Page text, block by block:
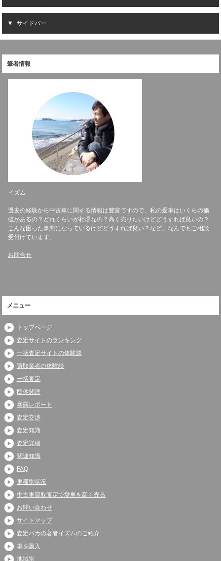
サイドバー
筆者情報
イズム
過去の経験から中古車に関する情報は豊富ですので、私の愛車はいくらの価
値があるの？どれくらいが相場なの？高く売りたいけどどうすれば良いの？
こんな困った事態になっているけどどうすれば良い？など、なんでもご相談
受付けています。
お問合せ
メニュー
トップページ
査定サイトのランキング
一括査定サイトの体験談
買取業者の体験談
一括査定
団体関連
暴露レポート
査定交渉
査定知識
査定詳細
関連知識
FAQ
車種別状況
中古車買取査定で愛車を高く売る
お問い合わせ
サイトマップ
査定バカの著者イズムのご紹介
車を購入
地域別